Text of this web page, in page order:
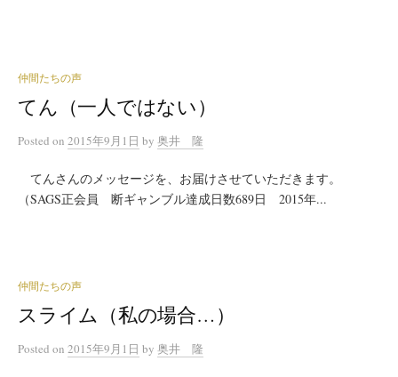
仲間たちの声
てん（一人ではない）
Posted on 2015年9月1日 by 奥井 隆
てんさんのメッセージを、お届けさせていただきます。
（SAGS正会員 断ギャンブル達成日数689日 2015年...
仲間たちの声
スライム（私の場合…）
Posted on 2015年9月1日 by 奥井 隆